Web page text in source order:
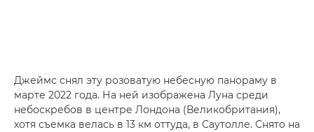
Джеймс снял эту розоватую небесную панораму в
марте 2022 года. На ней изображена Луна среди
небоскребов в центре Лондона (Великобритания),
хотя съемка велась в 13 км оттуда, в Саутолле. Снято на